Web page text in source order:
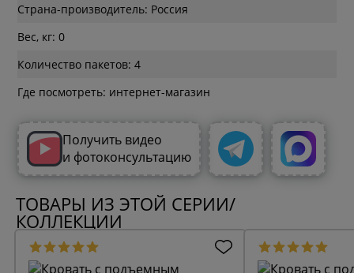
Страна-производитель: Россия
Вес, кг: 0
Количество пакетов: 4
Где посмотреть: интернет-магазин
Получить видео
и фотоконсультацию
ТОВАРЫ ИЗ ЭТОЙ СЕРИИ/
КОЛЛЕКЦИИ